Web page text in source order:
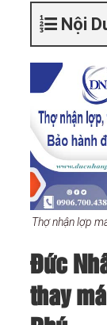
Nội
Thợ nhận lợp
Đức
thay